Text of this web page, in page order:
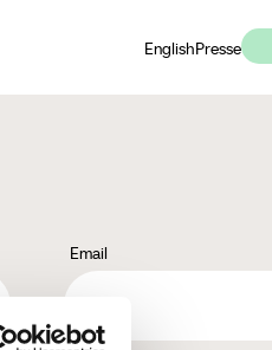
EnglishPresse
Email